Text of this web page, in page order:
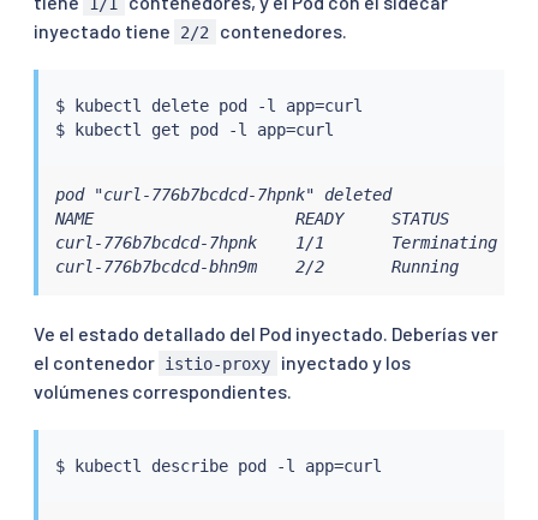
inyectado tiene
2/2 contenedores.
$ kubectl delete pod -l app=curl
$
kubectl get pod -l app=
pod "curl-776b7bcdcd-7hpnk" deleted
NAME                     READY     STATUS
curl-776b7bcdcd-7hpnk    1/1       Terminating
curl-776b7bcdcd-bhn9m    2/2       Running
Ve el estado detallado del Pod inyectado. Deberías ver
el contenedor istio-proxy
inyectado y los
volúmenes correspondientes.
$ kubectl describe pod -l app=